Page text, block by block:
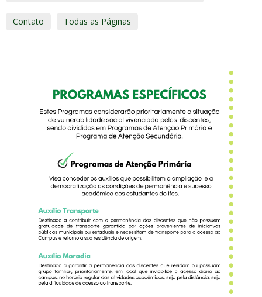
Contato Todas as Páginas